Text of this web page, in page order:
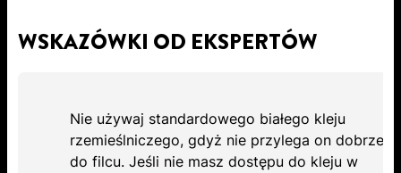
WSKAZÓWKI OD EKSPERTÓW
Nie używaj standardowego białego kleju
rzemieślniczego, gdyż nie przylega on dobrze
do filcu. Jeśli nie masz dostępu do kleju w